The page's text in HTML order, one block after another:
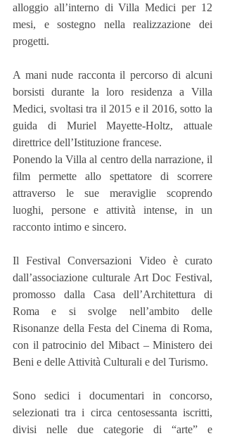
alloggio all’interno di Villa Medici per 12
mesi, e sostegno nella realizzazione dei
progetti.
A mani nude racconta il percorso di alcuni
borsisti durante la loro residenza a Villa
Medici, svoltasi tra il 2015 e il 2016, sotto la
guida di Muriel Mayette-Holtz, attuale
direttrice dell’Istituzione francese.
Ponendo la Villa al centro della narrazione, il
film permette allo spettatore di scorrere
attraverso le sue meraviglie scoprendo
luoghi, persone e attività intense, in un
racconto intimo e sincero.
Il Festival Conversazioni Video è curato
dall’associazione culturale Art Doc Festival,
promosso dalla Casa dell’Architettura di
Roma e si svolge nell’ambito delle
Risonanze della Festa del Cinema di Roma,
con il patrocinio del Mibact – Ministero dei
Beni e delle Attività Culturali e del Turismo.
Sono sedici i documentari in concorso,
selezionati tra i circa centosessanta iscritti,
divisi nelle due categorie di “arte” e